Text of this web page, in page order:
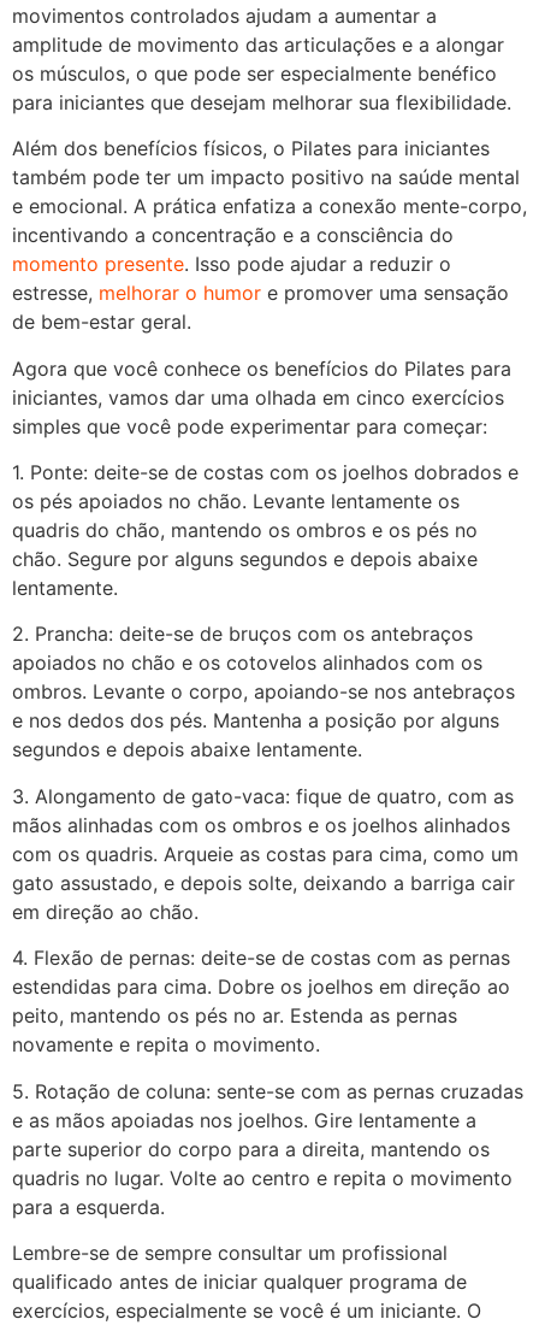
movimentos controlados ajudam a aumentar a
amplitude de movimento das articulações e a alongar
os músculos, o que pode ser especialmente benéfico
para iniciantes que desejam melhorar sua flexibilidade.
Além dos benefícios físicos, o Pilates para iniciantes
também pode ter um impacto positivo na saúde mental
e emocional. A prática enfatiza a conexão mente-corpo,
incentivando a concentração e a consciência do
momento presente. Isso pode ajudar a reduzir o
estresse, melhorar o humor e promover uma sensação
de bem-estar geral.
Agora que você conhece os benefícios do Pilates para
iniciantes, vamos dar uma olhada em cinco exercícios
simples que você pode experimentar para começar:
1. Ponte: deite-se de costas com os joelhos dobrados e
os pés apoiados no chão. Levante lentamente os
quadris do chão, mantendo os ombros e os pés no
chão. Segure por alguns segundos e depois abaixe
lentamente.
2. Prancha: deite-se de bruços com os antebraços
apoiados no chão e os cotovelos alinhados com os
ombros. Levante o corpo, apoiando-se nos antebraços
e nos dedos dos pés. Mantenha a posição por alguns
segundos e depois abaixe lentamente.
3. Alongamento de gato-vaca: fique de quatro, com as
mãos alinhadas com os ombros e os joelhos alinhados
com os quadris. Arqueie as costas para cima, como um
gato assustado, e depois solte, deixando a barriga cair
em direção ao chão.
4. Flexão de pernas: deite-se de costas com as pernas
estendidas para cima. Dobre os joelhos em direção ao
peito, mantendo os pés no ar. Estenda as pernas
novamente e repita o movimento.
5. Rotação de coluna: sente-se com as pernas cruzadas
e as mãos apoiadas nos joelhos. Gire lentamente a
parte superior do corpo para a direita, mantendo os
quadris no lugar. Volte ao centro e repita o movimento
para a esquerda.
Lembre-se de sempre consultar um profissional
qualificado antes de iniciar qualquer programa de
exercícios, especialmente se você é um iniciante. O